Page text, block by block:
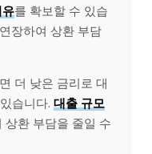
를 확보할 수 있습
장하여 상환 부담
더 낮은 금리로 대
습니다. 대출 규모
상환 부담을 줄일 수